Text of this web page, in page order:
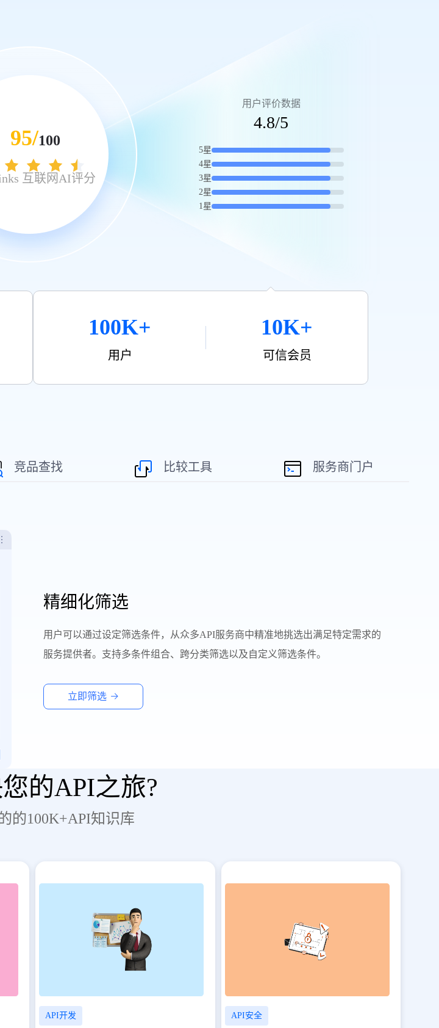
95/100
互联网AI评分
用户评价数据
4.8/5
5星
4星
3星
2星
1星
100K+
用户
10K+
可信会员
竞品查找 比较工具 服务商门户
精细化筛选
用户可以通过设定筛选条件，从众多API服务商中精准地挑选出满足特定需求的
服务提供者。支持多条件组合、跨分类筛选以及自定义筛选条件。
立即筛选
的API之旅?
的100K+API知识库
API开发 API安全